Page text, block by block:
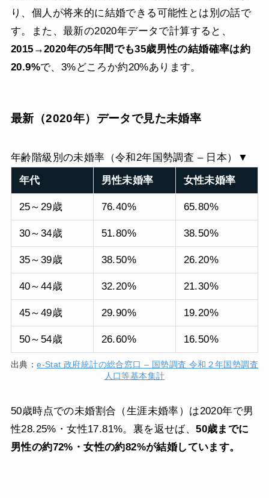
り、個人が将来的に結婚できる可能性とは別の話で
す。また、最新の2020年データで計算すると、
2015→2020年の5年間でも35歳男性の結婚確率は約
20.9%で、3%どころか約20%あります。
最新（2020年）データで見た未婚率
年齢階級別の未婚率（令和2年国勢調査 – 日本）▼
年代
男性未婚率 女性未婚率
25～29歳 76.40% 65.80%
30～34歳 51.80% 38.50%
35～39歳 38.50% 26.20%
40～44歳 32.20% 21.30%
45～49歳 29.90% 19.20%
50～54歳 26.60% 16.50%
出典：e-Stat 政府統計の総合窓口 – 国勢調査 令和２年国勢調査
人口等基本集計
50歳時点での未婚割合（生涯未婚率）は2020年で男
性28.25%・女性17.81%。裏を返せば、50歳までに
男性の約72%・女性の約82%が結婚しています。